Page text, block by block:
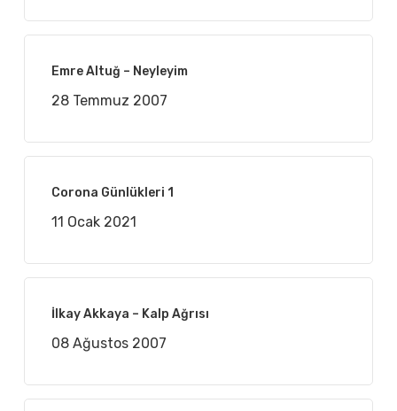
Emre Altuğ – Neyleyim
28 Temmuz 2007
Corona Günlükleri 1
11 Ocak 2021
İlkay Akkaya – Kalp Ağrısı
08 Ağustos 2007